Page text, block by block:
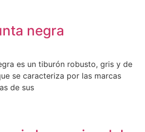
negra
es un tiburón robusto, gris y de
se caracteriza por las marcas
de sus